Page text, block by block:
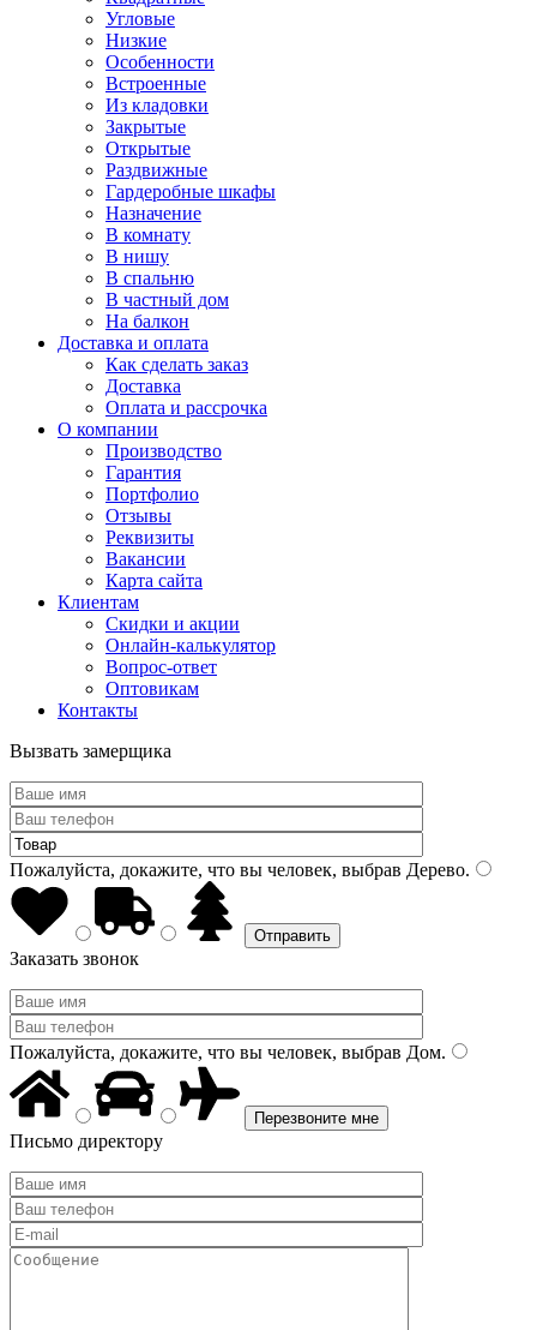
Угловые
Низкие
Особенности
Встроенные
Из кладовки
Закрытые
Открытые
Раздвижные
Гардеробные шкафы
Назначение
В комнату
В нишу
В спальню
В частный дом
На балкон
Доставка и оплата
Как сделать заказ
Доставка
Оплата и рассрочка
О компании
Производство
Гарантия
Портфолио
Отзывы
Реквизиты
Вакансии
Карта сайта
Клиентам
Скидки и акции
Онлайн-калькулятор
Вопрос-ответ
Оптовикам
Контакты
Вызвать замерщика
Пожалуйста, докажите, что вы человек, выбрав Дерево.
Заказать звонок
Пожалуйста, докажите, что вы человек, выбрав Дом.
Письмо директору